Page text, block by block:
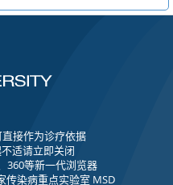
接作为诊疗依据
适请立即关闭
360等新一代浏览器
传染病重点实验室 MSD